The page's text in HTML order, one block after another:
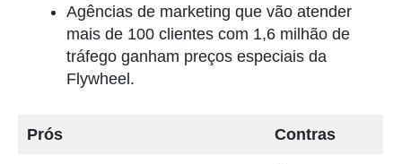
Agências de marketing que vão atender
mais de 100 clientes com 1,6 milhão de
tráfego ganham preços especiais da
Flywheel.
Prós Contras